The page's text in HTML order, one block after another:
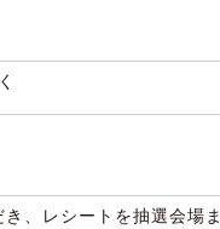
、レシートを抽選会場ま